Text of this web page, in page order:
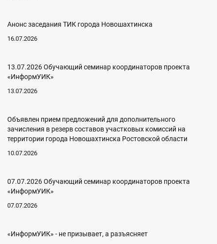
Анонс заседания ТИК города Новошахтинска
16.07.2026
13.07.2026 Обучающий семинар координаторов проекта
«ИнформУИК»
13.07.2026
Объявлен прием предложений для дополнительного
зачисления в резерв составов участковых комиссий на
территории города Новошахтинска Ростовской области
10.07.2026
07.07.2026 Обучающий семинар координаторов проекта
«ИнформУИК»
07.07.2026
«ИнформУИК» - не призывает, а разъясняет